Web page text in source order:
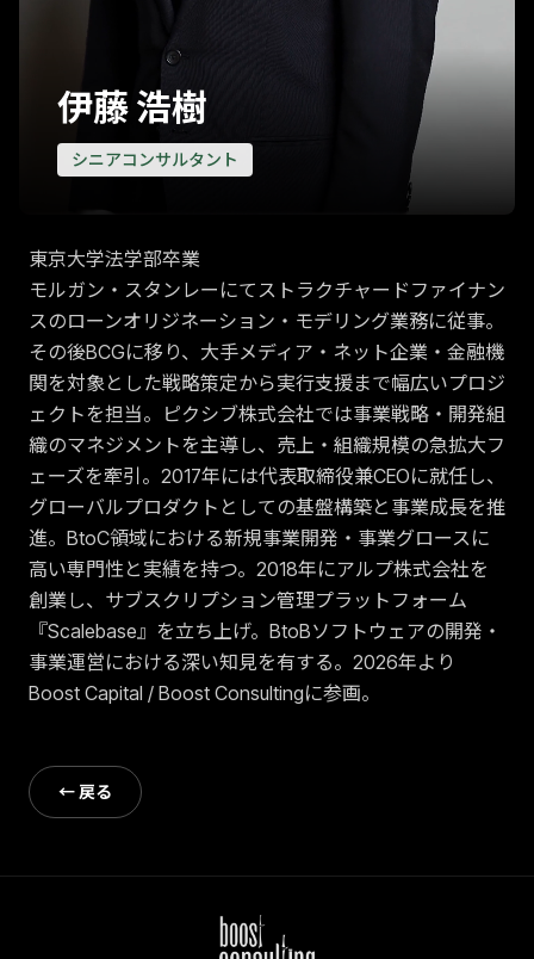
伊藤 浩樹
シニアコンサルタント
東京大学法学部卒業
モルガン・スタンレーにてストラクチャードファイナン
スのローンオリジネーション・モデリング業務に従事。
その後BCGに移り、大手メディア・ネット企業・金融機
関を対象とした戦略策定から実行支援まで幅広いプロジ
ェクトを担当。ピクシブ株式会社では事業戦略・開発組
織のマネジメントを主導し、売上・組織規模の急拡大フ
ェーズを牽引。2017年には代表取締役兼CEOに就任し、
グローバルプロダクトとしての基盤構築と事業成長を推
進。BtoC領域における新規事業開発・事業グロースに
高い専門性と実績を持つ。2018年にアルプ株式会社を
創業し、サブスクリプション管理プラットフォーム
『Scalebase』を立ち上げ。BtoBソフトウェアの開発・
事業運営における深い知見を有する。2026年より
Boost Capital / Boost Consultingに参画。
← 戻る